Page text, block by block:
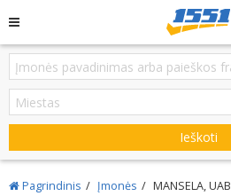
Ieškoti
Pagrindinis Įmonės MANSELA, UAB